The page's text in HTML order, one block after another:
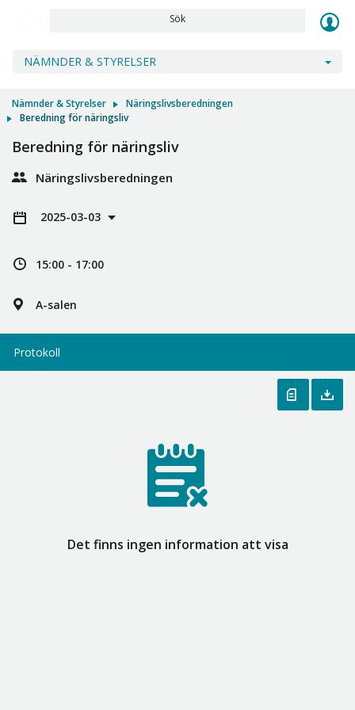
Sök
NÄMNDER & STYRELSER
Nämnder & Styrelser
Näringslivsberedningen
Beredning för näringsliv
Beredning för näringsliv
Näringslivsberedningen
2025-03-03
15:00 - 17:00
A-salen
Protokoll
Det finns ingen information att visa